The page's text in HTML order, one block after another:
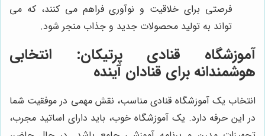
فرصتی برای خلاقیت و نوآوری فراهم می کنند، که می
تواند به تولید محصولات جدید و جذاب منجر شود.
آموزشگاه قنادی پرتیکان: انتخابی
هوشمندانه برای قنادان آینده
انتخاب یک آموزشگاه قنادی مناسب، نقش مهمی در موفقیت شما
در این حرفه دارد. یک آموزشگاه خوب، باید دارای اساتید مجرب،